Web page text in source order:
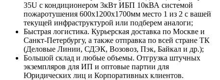
35U с кондиционером 3кВт ИБП 10кВА системой
пожаротушения 600х1200х1700мм место 1 из 2 с вашей
текущей инфраструктурой или подберем аналоги;
Быстрая логистика. Курьерская доставка по Москве и
Санкт-Петербургу, а также отправка по всей стране ТК
(Деловые Линии, СДЭК, Возовоз, Пэк, Байкал и др.);
Большой склад и любые объемы. Отгрузка штучных
экземпляров для ИП и оптовые партии для
Юридических лиц и Корпоративных клиентов.